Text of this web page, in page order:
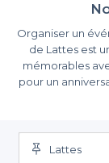
Organiser un
de Lattes est
mémorables
pour un
choix du lieu est
Laissez-vous
Grâce àLattes